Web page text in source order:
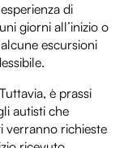
di
giorni all’inizio o
escursioni
è prassi
autisti che
verranno richieste